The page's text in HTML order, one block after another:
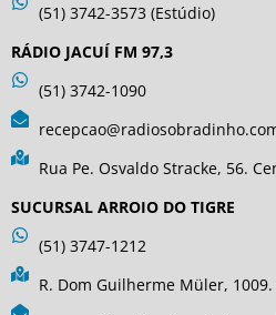
(51) 3742-3573 (Estúdio)
RÁDIO JACUÍ FM 97,3
(51) 3742-1090
Rua Pe. Osvaldo Stracke, 56.
SUCURSAL ARROIO DO TIGRE
(51) 3747-1212
R. Dom Guilherme Müler,